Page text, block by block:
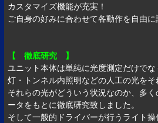
カスタマイズ機能が充実！
ご自身の好みに合わせて各動作を自由に
【 徹底研究 】
ユニット本体は単純に光度測定だけで
灯・トンネル内照明などの人工の光をそ
それらの光がどういう状況なのか、多
ータをもとに徹底研究致しました。
そして一般的ドライバーが行うライト